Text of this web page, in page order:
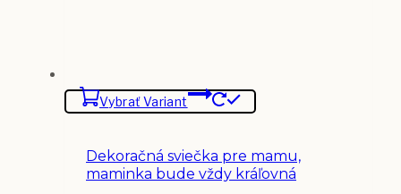
Vybrať Variant
Dekoračná sviečka pre mamu,
maminka bude vždy kráľovná